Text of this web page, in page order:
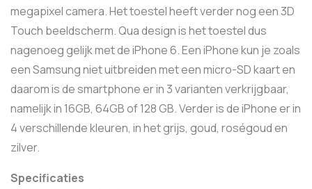
megapixel camera. Het toestel heeft verder nog een 3D
Touch beeldscherm. Qua design is het toestel dus
nagenoeg gelijk met de iPhone 6. Een iPhone kun je zoals
een Samsung niet uitbreiden met een micro-SD kaart en
daarom is de smartphone er in 3 varianten verkrijgbaar,
namelijk in 16GB, 64GB of 128 GB. Verder is de iPhone er in
4 verschillende kleuren, in het grijs, goud, roségoud en
zilver.
Specificaties